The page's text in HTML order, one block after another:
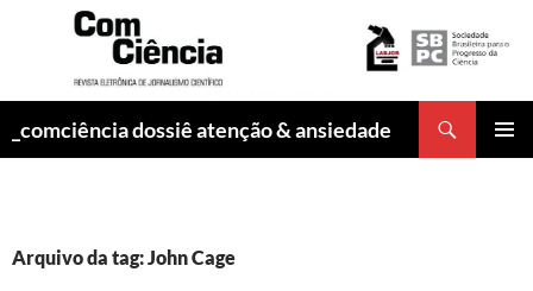
_comciência dossiê atenção & ansiedade
Arquivo da tag: John Cage